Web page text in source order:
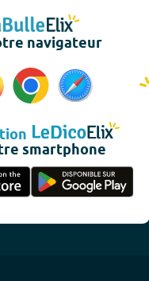
navigateur
smartphone